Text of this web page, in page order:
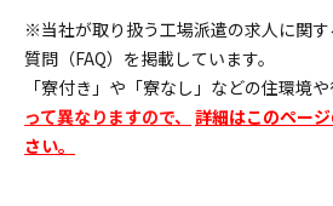
※当社が取り扱う工場派遣の求人に関
質問（FAQ）を掲載しています。
「寮付き」や「寮なし」などの住環境や
って異なりますので、 詳細はこのペー
さい。